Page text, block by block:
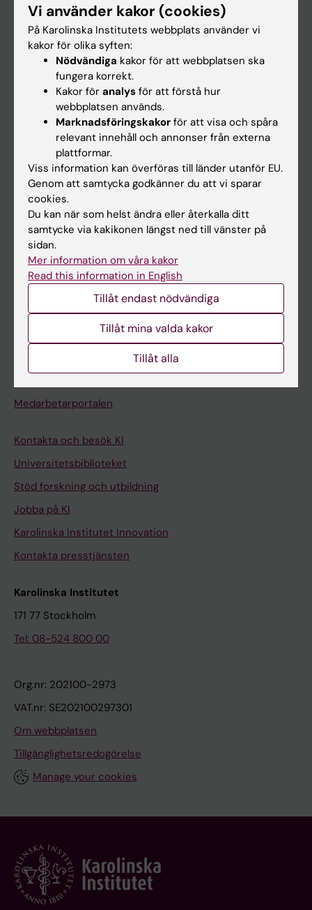
Forskarutbildning
Forskning
Kalender
Student
Ladok
Canvas
Schema
Studentmejlen
Kurs- och programwebbar
Medarbetarportalen
Kontakta och besök KI
Universitetsbiblioteket
Stöd forskning och utbildning
Jobba på KI
Karolinska Institutet Innovation
Kontakta presstjänsten
Karolinska Institutet
171 77 Stockholm
Tel: 08-524 800 00
Org.nr: 202100-2973
VAT.nr: SE202100297301
Om webbplatsen
Tillgänglighetsredogörelse
Manage your cookies
Vi använder kakor (cookies)
På Karolinska Institutets webbplats använder vi
kakor för olika syften:
Nödvändiga kakor för att webbplatsen ska
fungera korrekt.
Kakor för analys för att förstå hur
webbplatsen används.
Marknadsföringskakor för att visa och spåra
relevant innehåll och annonser från externa
plattformar.
Viss information kan överföras till länder utanför EU.
Genom att samtycka godkänner du att vi sparar
cookies.
Du kan när som helst ändra eller återkalla ditt
samtycke via kakikonen längst ned till vänster på
sidan.
Mer information om våra kakor
Read this information in English
Tillåt endast nödvändiga
Tillåt mina valda kakor
Tillåt alla